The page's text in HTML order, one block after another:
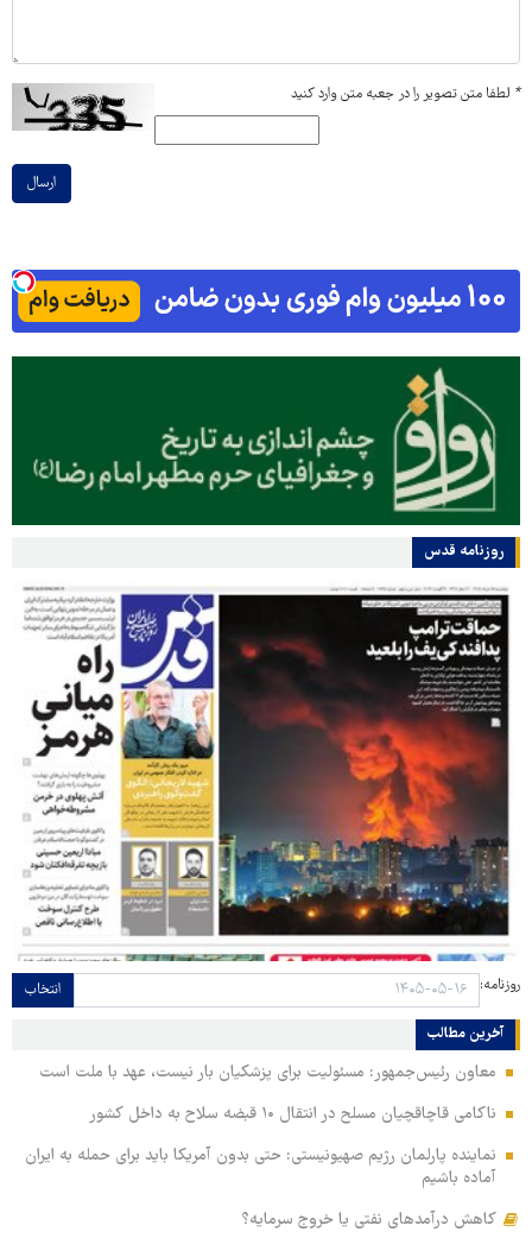
* لطفا متن تصویر را در جعبه متن وارد کنید
ارسال
روزنامه قدس
روزنامه: انتخاب
آخرین مطالب
معاون رئیس‌جمهور: مسئولیت برای پزشکیان بار نیست، عهد با ملت است
ناکامی قاچاقچیان مسلح در انتقال ۱۰ قبضه سلاح به داخل کشور
نماینده پارلمان رژیم صهیونیستی: حتی بدون آمریکا باید برای حمله به ایران
آماده باشیم
کاهش درآمدهای نفتی یا خروج سرمایه؟